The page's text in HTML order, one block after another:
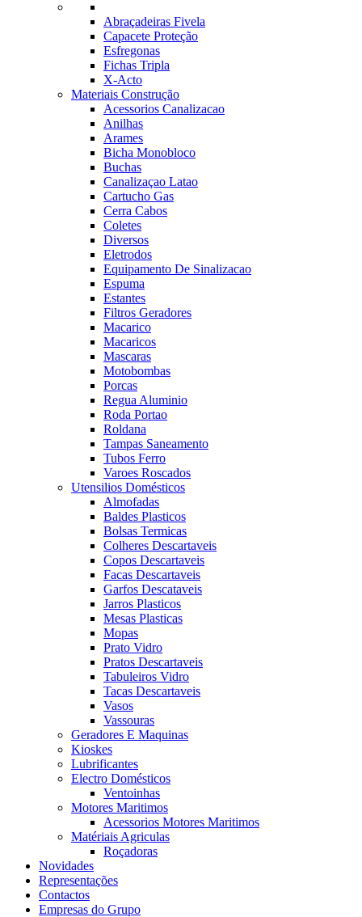
Abraçadeiras Fivela
Capacete Proteção
Esfregonas
Fichas Tripla
X-Acto
Materiais Construção
Acessorios Canalizacao
Anilhas
Arames
Bicha Monobloco
Buchas
Canalizaçao Latao
Cartucho Gas
Cerra Cabos
Coletes
Diversos
Eletrodos
Equipamento De Sinalizacao
Espuma
Estantes
Filtros Geradores
Macarico
Macaricos
Mascaras
Motobombas
Porcas
Regua Aluminio
Roda Portao
Roldana
Tampas Saneamento
Tubos Ferro
Varoes Roscados
Utensilios Domésticos
Almofadas
Baldes Plasticos
Bolsas Termicas
Colheres Descartaveis
Copos Descartaveis
Facas Descartaveis
Garfos Descataveis
Jarros Plasticos
Mesas Plasticas
Mopas
Prato Vidro
Pratos Descartaveis
Tabuleiros Vidro
Tacas Descartaveis
Vasos
Vassouras
Geradores E Maquinas
Kioskes
Lubrificantes
Electro Domésticos
Ventoinhas
Motores Maritimos
Acessorios Motores Maritimos
Matériais Agriculas
Roçadoras
Novidades
Representações
Contactos
Empresas do Grupo